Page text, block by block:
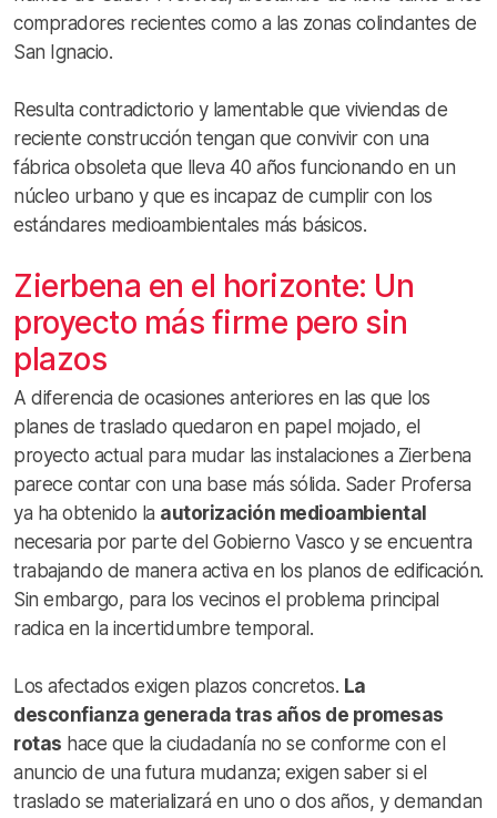
compradores recientes como a las zonas colindantes de
San Ignacio.
Resulta contradictorio y lamentable que viviendas de
reciente construcción tengan que convivir con una
fábrica obsoleta que lleva 40 años funcionando en un
núcleo urbano y que es incapaz de cumplir con los
estándares medioambientales más básicos.
Zierbena en el horizonte: Un
proyecto más firme pero sin
plazos
A diferencia de ocasiones anteriores en las que los
planes de traslado quedaron en papel mojado, el
proyecto actual para mudar las instalaciones a Zierbena
parece contar con una base más sólida. Sader Profersa
ya ha obtenido la autorización medioambiental
necesaria por parte del Gobierno Vasco y se encuentra
trabajando de manera activa en los planos de edificación.
Sin embargo, para los vecinos el problema principal
radica en la incertidumbre temporal.
Los afectados exigen plazos concretos. La
desconfianza generada tras años de promesas
rotas hace que la ciudadanía no se conforme con el
anuncio de una futura mudanza; exigen saber si el
traslado se materializará en uno o dos años, y demandan